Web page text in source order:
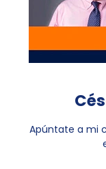
Apúntate a mi